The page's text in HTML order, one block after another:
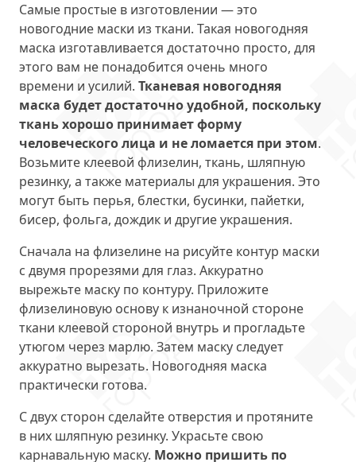
Самые простые в изготовлении — это
новогодние маски из ткани. Такая новогодняя
маска изготавливается достаточно просто, для
этого вам не понадобится очень много
времени и усилий. Тканевая новогодняя
маска будет достаточно удобной, поскольку
ткань хорошо принимает форму
человеческого лица и не ломается при этом.
Возьмите клеевой флизелин, ткань, шляпную
резинку, а также материалы для украшения. Это
могут быть перья, блестки, бусинки, пайетки,
бисер, фольга, дождик и другие украшения.
Сначала на флизелине на рисуйте контур маски
с двумя прорезями для глаз. Аккуратно
вырежьте маску по контуру. Приложите
флизелиновую основу к изнаночной стороне
ткани клеевой стороной внутрь и прогладьте
утюгом через марлю. Затем маску следует
аккуратно вырезать. Новогодняя маска
практически готова.
С двух сторон сделайте отверстия и протяните
в них шляпную резинку. Украсьте свою
карнавальную маску. Можно пришить по